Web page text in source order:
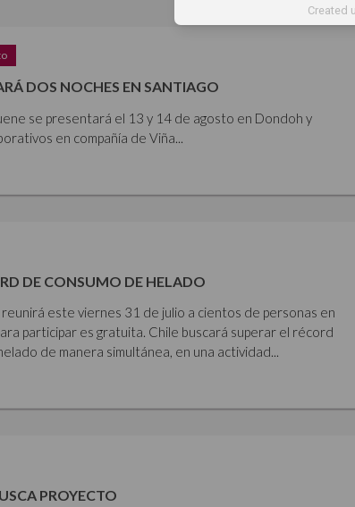
DOS NOCHES EN SANTIAGO
se presentará el 13 y 14 de agosto en Dondoh y
en compañía de Viña...
DE CONSUMO DE HELADO
este viernes 31 de julio a cientos de personas en
participar es gratuita. Chile buscará superar el récord
de manera simultánea, en una actividad...
PROYECTO
Created